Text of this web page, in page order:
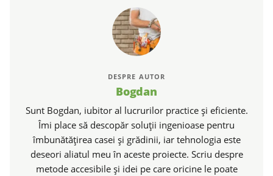
DESPRE AUTOR
Bogdan
Sunt Bogdan, iubitor al lucrurilor practice și eficiente.
Îmi place să descopăr soluții ingenioase pentru
îmbunătățirea casei și grădinii, iar tehnologia este
deseori aliatul meu în aceste proiecte. Scriu despre
metode accesibile și idei pe care oricine le poate